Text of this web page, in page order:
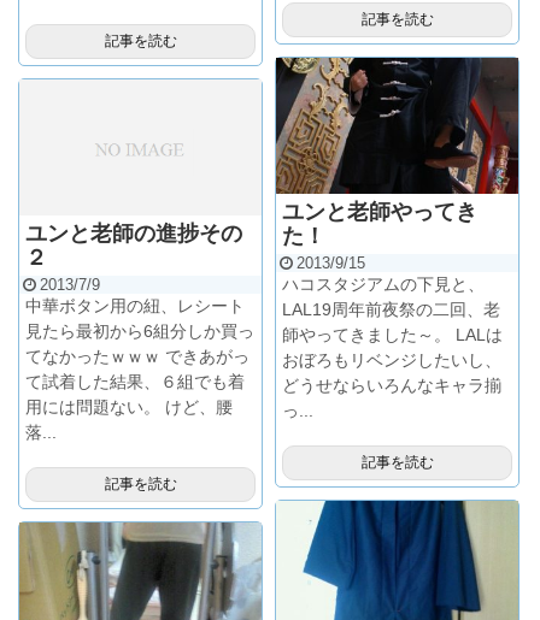
記事を読む
記事を読む
ユンと老師やってき
た！
2013/9/15
ハコスタジアムの下見と、
LAL19周年前夜祭の二回、老
師やってきました～。 LALは
おぼろもリベンジしたいし、
どうせならいろんなキャラ揃
っ...
記事を読む
ユンと老師の進捗その
２
2013/7/9
中華ボタン用の紐、レシート
見たら最初から6組分しか買っ
てなかったｗｗｗ できあがっ
て試着した結果、６組でも着
用には問題ない。 けど、腰
落...
記事を読む